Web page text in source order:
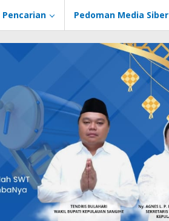
Pencarian Pedoman Media Siber